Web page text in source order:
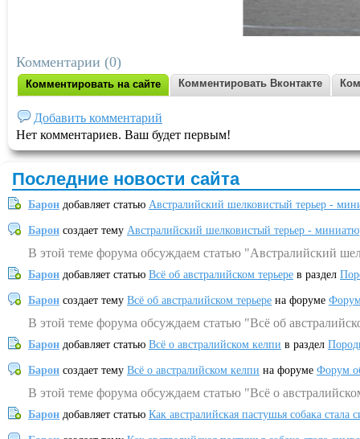
Комментарии (0)
Комментировать на сайте Комментировать Вконтакте
Добавить комментарий
Нет комментариев. Ваш будет первым!
Последние новости сайта
Барон добавляет статью Австралийский шелковистый терьер -
Барон создает тему Австралийский шелковистый терьер -
В этой теме форума обсуждаем статью "Австралийский
Барон добавляет статью Всё об австралийском терьере в раздел
Барон создает тему Всё об австралийском терьере на форуме
В этой теме форума обсуждаем статью "Всё об
Барон добавляет статью Всё о австралийском келпи в раздел
Барон создает тему Всё о австралийском келпи на форуме Форум
В этой теме форума обсуждаем статью "Всё о
Барон добавляет статью Как австралийская пастушья собака